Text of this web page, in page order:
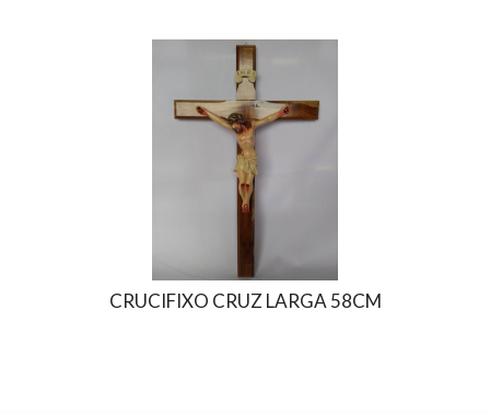
CRUCIFIXO CRUZ LARGA 58CM